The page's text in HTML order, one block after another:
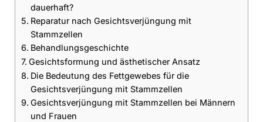
dauerhaft?
Reparatur nach Gesichtsverjüngung mit
Stammzellen
Behandlungsgeschichte
Gesichtsformung und ästhetischer Ansatz
Die Bedeutung des Fettgewebes für die
Gesichtsverjüngung mit Stammzellen
Gesichtsverjüngung mit Stammzellen bei Männern
und Frauen